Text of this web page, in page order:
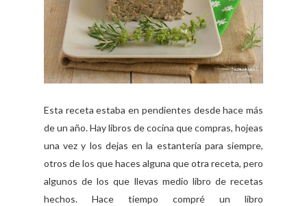
Esta receta estaba en pendientes desde hace más
de un año. Hay libros de cocina que compras, hojeas
una vez y los dejas en la estantería para siempre,
otros de los que haces alguna que otra receta, pero
algunos de los que llevas medio libro de recetas
hechos. Hace tiempo compré un libro